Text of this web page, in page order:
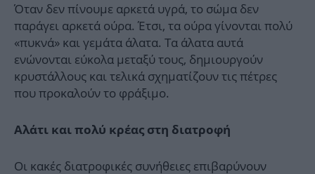
Όταν δεν πίνουμε αρκετά υγρά, το σώμα δεν
παράγει αρκετά ούρα. Έτσι, τα ούρα γίνονται πολύ
«πυκνά» και γεμάτα άλατα. Τα άλατα αυτά
ενώνονται εύκολα μεταξύ τους, δημιουργούν
κρυστάλλους και τελικά σχηματίζουν τις πέτρες
που προκαλούν το φράξιμο.
Αλάτι και πολύ κρέας στη διατροφή
Οι κακές διατροφικές συνήθειες επιβαρύνουν